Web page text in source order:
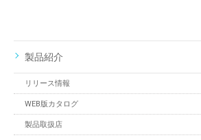
製品紹介
リリース情報
WEB版カタログ
製品取扱店